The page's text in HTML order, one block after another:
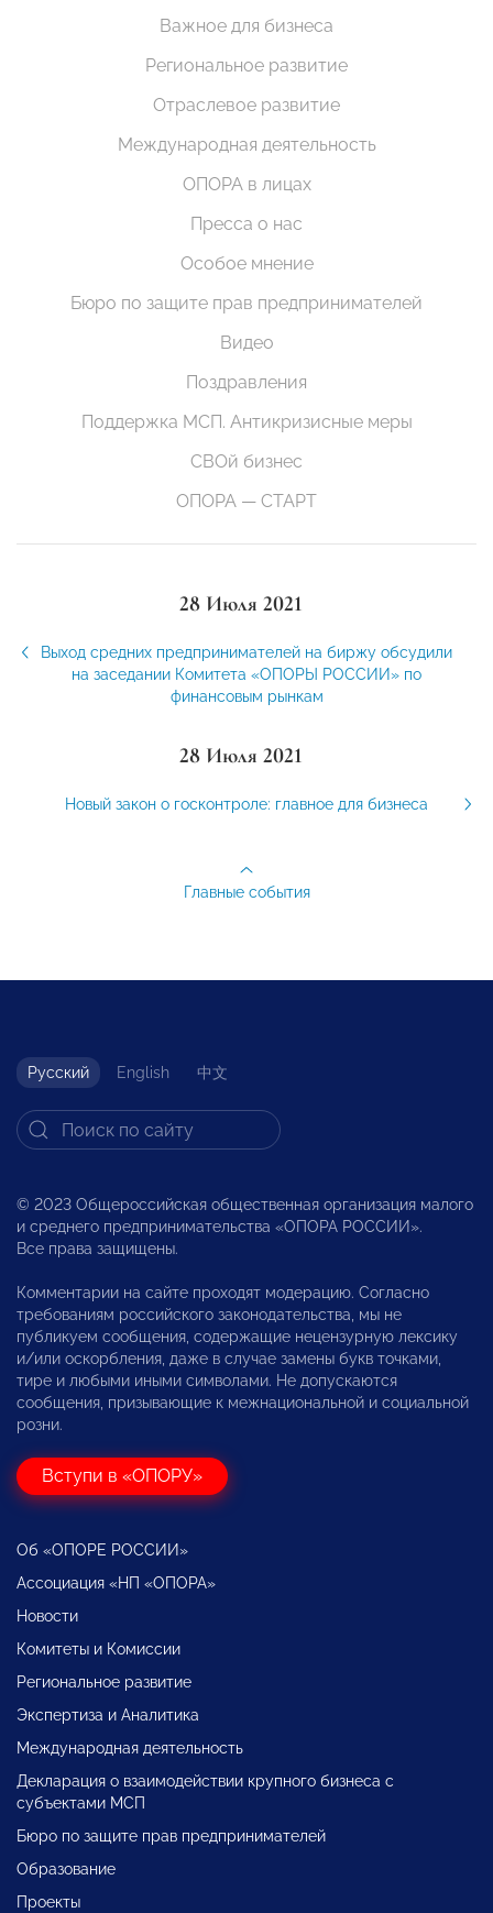
Важное для бизнеса
Региональное развитие
Отраслевое развитие
Международная деятельность
ОПОРА в лицах
Пресса о нас
Особое мнение
Бюро по защите прав предпринимателей
Видео
Поздравления
Поддержка МСП. Антикризисные меры
СВОй бизнес
ОПОРА — СТАРТ
28 Июля 2021
Выход средних предпринимателей на биржу обсудили
на заседании Комитета «ОПОРЫ РОССИИ» по
финансовым рынкам
28 Июля 2021
Новый закон о госконтроле: главное для бизнеса
Главные события
Русский English 中文
© 2023 Общероссийская общественная организация малого
и среднего предпринимательства «ОПОРА РОССИИ».
Все права защищены.
Комментарии на сайте проходят модерацию. Согласно
требованиям российского законодательства, мы не
публикуем сообщения, содержащие нецензурную лексику
и/или оскорбления, даже в случае замены букв точками,
тире и любыми иными символами. Не допускаются
сообщения, призывающие к межнациональной и социальной
розни.
Вступи в «ОПОРУ»
Об «ОПОРЕ РОССИИ»
Ассоциация «НП «ОПОРА»
Новости
Комитеты и Комиссии
Региональное развитие
Экспертиза и Аналитика
Международная деятельность
Декларация о взаимодействии крупного бизнеса с
субъектами МСП
Бюро по защите прав предпринимателей
Образование
Проекты